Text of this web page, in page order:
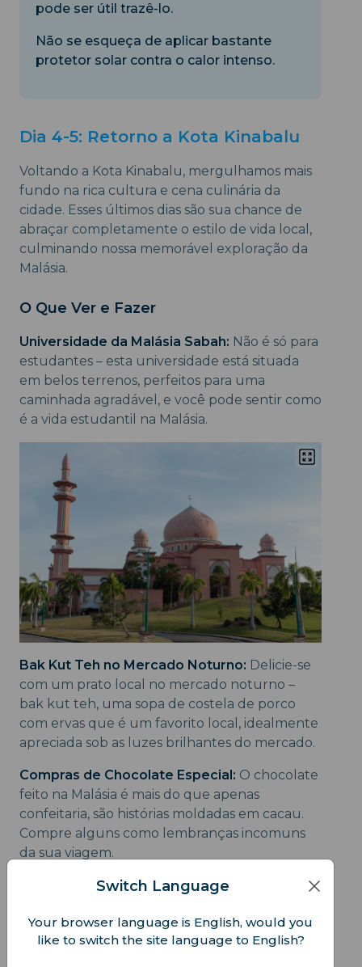
pode ser útil trazê-lo.
Não se esqueça de aplicar bastante
protetor solar contra o calor intenso.
Dia 4-5: Retorno a Kota Kinabalu
Voltando a Kota Kinabalu, mergulhamos mais
fundo na rica cultura e cena culinária da
cidade. Esses últimos dias são sua chance de
abraçar completamente o estilo de vida local,
culminando nossa memorável exploração da
Malásia.
O Que Ver e Fazer
Universidade da Malásia Sabah: Não é só para
estudantes – esta universidade está situada
em belos terrenos, perfeitos para uma
caminhada agradável, e você pode sentir como
é a vida estudantil na Malásia.
Bak Kut Teh no Mercado Noturno: Delicie-se
com um prato local no mercado noturno –
bak kut teh, uma sopa de costela de porco
com ervas que é um favorito local, idealmente
apreciada sob as luzes brilhantes do mercado.
Compras de Chocolate Especial: O chocolate
feito na Malásia é mais do que apenas
confeitaria, são histórias moldadas em cacau.
Compre alguns como lembranças incomuns
da sua viagem.
Switch Language
Your browser language is English, would you
like to switch the site language to English?